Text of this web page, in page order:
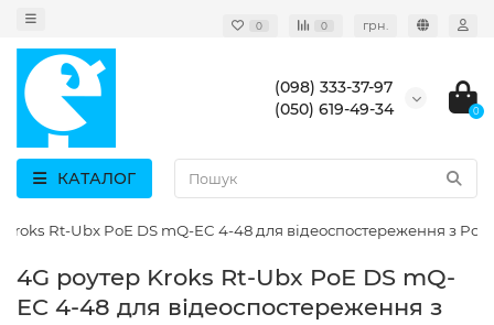
0 0 грн.
(098) 333-37-97
(050) 619-49-34
0
КАТАЛОГ
Kroks Rt-Ubx PoE DS mQ-EC 4-48 для відеоспостереження з PoE
4G роутер Kroks Rt-Ubx PoE DS mQ-
EC 4-48 для відеоспостереження з